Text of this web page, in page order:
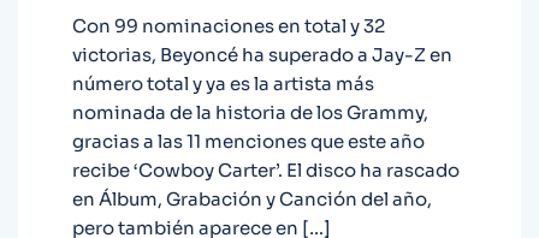
Con 99 nominaciones en total y 32
victorias, Beyoncé ha superado a Jay-Z en
número total y ya es la artista más
nominada de la historia de los Grammy,
gracias a las 11 menciones que este año
recibe ‘Cowboy Carter’. El disco ha rascado
en Álbum, Grabación y Canción del año,
pero también aparece en […]